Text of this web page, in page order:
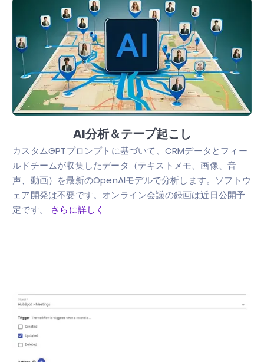
AI分析＆テープ起こし
カスタムGPTプロンプトに基づいて、CRMデータとフィー
ルドチームが収集したデータ（テキストメモ、画像、音
声、動画）を最新のOpenAIモデルで分析します。ソフトウ
ェア開発は不要です。オンライン会議の録画は近日公開予
定です。 さらに詳しく